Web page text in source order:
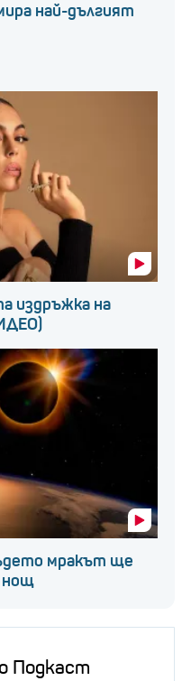
най-дългият
издръжка на
мракът ще
нощ
Подкаст